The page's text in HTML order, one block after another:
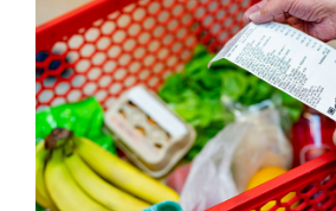
Infolettre
Français